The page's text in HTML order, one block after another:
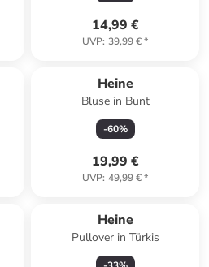
14,99 €
UVP: 39,99 €*
Heine
Bluse in Bunt
-60%
19,99 €
UVP: 49,99 €*
Heine
Pullover in Türkis